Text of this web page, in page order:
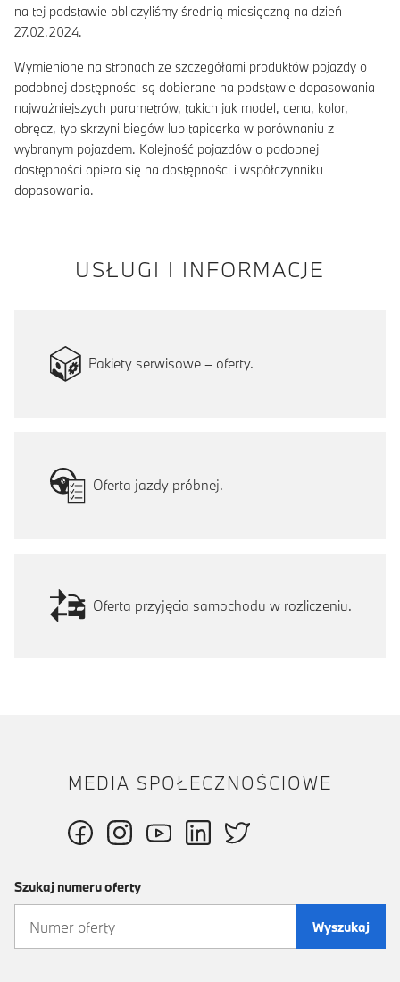
na tej podstawie obliczyliśmy średnią miesięczną na dzień
27.02.2024.
Wymienione na stronach ze szczegółami produktów pojazdy o
podobnej dostępności są dobierane na podstawie dopasowania
najważniejszych parametrów, takich jak model, cena, kolor,
obręcz, typ skrzyni biegów lub tapicerka w porównaniu z
wybranym pojazdem. Kolejność pojazdów o podobnej
dostępności opiera się na dostępności i współczynniku
dopasowania.
USŁUGI I INFORMACJE
Pakiety serwisowe – oferty.
Oferta jazdy próbnej.
Oferta przyjęcia samochodu w rozliczeniu.
MEDIA SPOŁECZNOŚCIOWE
Szukaj numeru oferty
Wyszukaj